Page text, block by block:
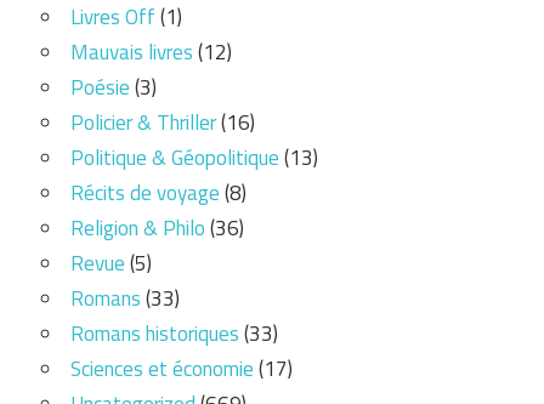
Livres Off(1)
Mauvais livres(12)
Poésie(3)
Policier & Thriller(16)
Politique & Géopolitique(13)
Récits de voyage(8)
Religion & Philo(36)
Revue(5)
Romans(33)
Romans historiques(33)
Sciences et économie(17)